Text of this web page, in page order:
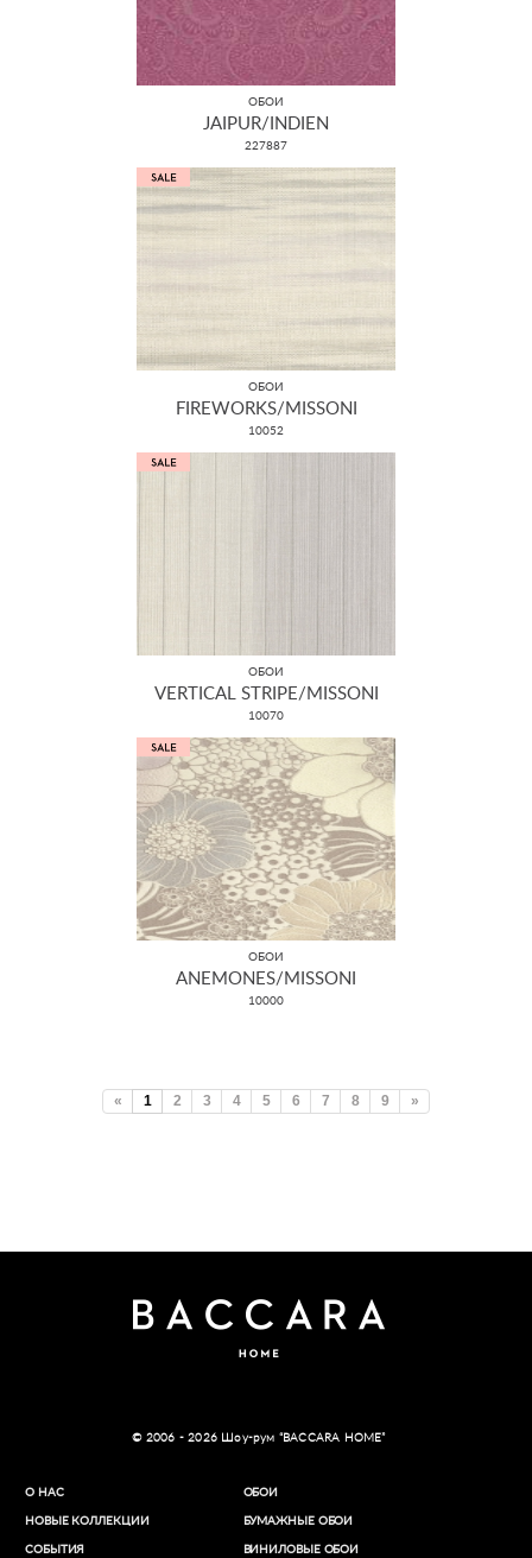
ОБОИ
JAIPUR/INDIEN
227887
ОБОИ
FIREWORKS/MISSONI
10052
ОБОИ
VERTICAL STRIPE/MISSONI
10070
ОБОИ
ANEMONES/MISSONI
10000
« 1 2 3 4 5 6 7 8 9 »
© 2006 - 2026 Шоу-рум “BACCARA HOME”
О НАС
НОВЫЕ КОЛЛЕКЦИИ
СОБЫТИЯ
ОБОИ
БУМАЖНЫЕ ОБОИ
ВИНИЛОВЫЕ ОБОИ​